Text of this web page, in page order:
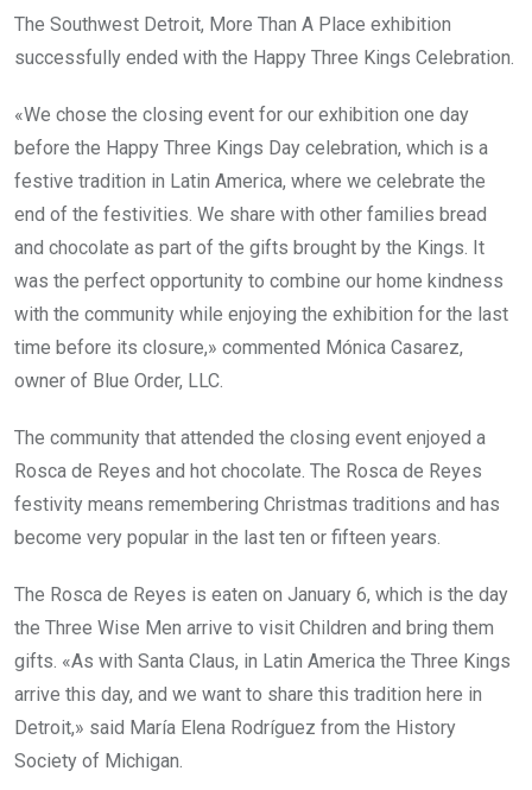
The Southwest Detroit, More Than A Place exhibition
successfully ended with the Happy Three Kings Celebration.
«We chose the closing event for our exhibition one day
before the Happy Three Kings Day celebration, which is a
festive tradition in Latin America, where we celebrate the
end of the festivities. We share with other families bread
and chocolate as part of the gifts brought by the Kings. It
was the perfect opportunity to combine our home kindness
with the community while enjoying the exhibition for the last
time before its closure,» commented Mónica Casarez,
owner of Blue Order, LLC.
The community that attended the closing event enjoyed a
Rosca de Reyes and hot chocolate. The Rosca de Reyes
festivity means remembering Christmas traditions and has
become very popular in the last ten or fifteen years.
The Rosca de Reyes is eaten on January 6, which is the day
the Three Wise Men arrive to visit Children and bring them
gifts. «As with Santa Claus, in Latin America the Three Kings
arrive this day, and we want to share this tradition here in
Detroit,» said María Elena Rodríguez from the History
Society of Michigan.